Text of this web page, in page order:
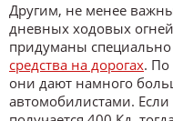
Другим, не менее
дневных ходовых
придуманы
средства на дорогах.
они дают намного
автомобилистами.